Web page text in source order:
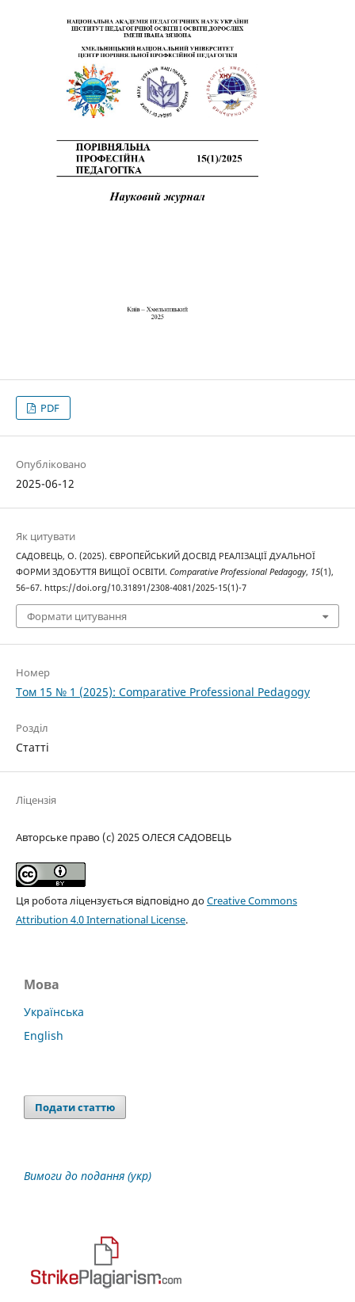
PDF
Опубліковано
2025-06-12
Як цитувати
САДОВЕЦЬ, О. (2025). ЄВРОПЕЙСЬКИЙ ДОСВІД РЕАЛІЗАЦІЇ ДУАЛЬНОЇ
ФОРМИ ЗДОБУТТЯ ВИЩОЇ ОСВІТИ. Comparative Professional Pedagogy, 15(1),
56–67. https://doi.org/10.31891/2308-4081/2025-15(1)-7
Формати цитування
Номер
Том 15 № 1 (2025): Comparative Professional Pedagogy
Розділ
Статті
Ліцензія
Авторське право (c) 2025 ОЛЕСЯ САДОВЕЦЬ
Ця робота ліцензується відповідно доCreative Commons
Attribution 4.0 International License.
Мова
Українська
English
Подати статтю
Вимоги до подання (укр)